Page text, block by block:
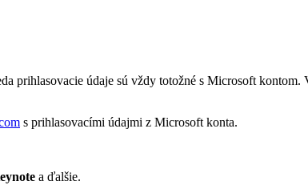
prihlasovacie údaje sú vždy totožné s Microsoft
s prihlasovacími údajmi z Microsoft konta.
a ďalšie.